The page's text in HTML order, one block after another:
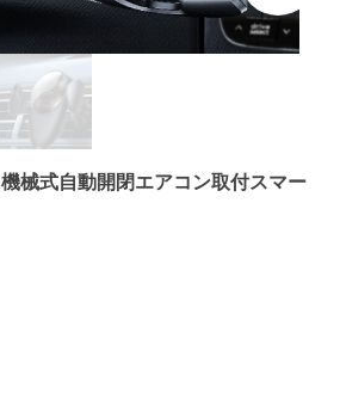
械式自動開閉エアコン取付スマー